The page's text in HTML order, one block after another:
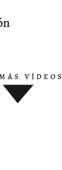
VÍDEOS